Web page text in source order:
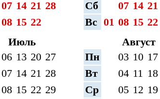
07 14 21 28
08 15 22
Сб
07 14 21
Вс 01 08 15 22
Июль
06 13 20 27
07 14 21 28
08 15 22 29
Август
Пн
03 10 17
Вт
04 11 18
Ср
05 12 19